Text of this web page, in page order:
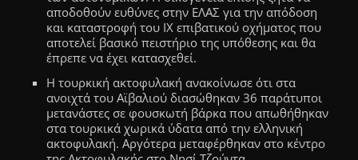
αποδοθούν ευθύνες στην ΕΛΑΣ για την απόδοση
και καταστροφή του ΙΧ επιβατικού οχήματος που
αποτελεί βασικό πειστήριο της υπόθεσης και θα
έπρεπε να έχει κατασχεθεί.
Η τουρκική ακτοφυλακή ανακοίνωσε ότι στα
ανοιχτά του Αϊβαλιού διασώθηκαν 36 παράτυποι
μετανάστες σε φουσκωτή βάρκα που απωθήθηκαν
στα τουρκικά χωρικά ύδατα από την ελληνική
ακτοφυλακή. Αργότερα μεταφέρθηκαν στο κέντρο